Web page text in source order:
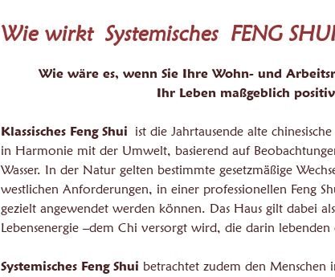
Wie wirkt Systemisches FENG
Wie wäre es, wenn Sie Ihre Wohn- und
Ihr Leben maßgeblich
Klassisches Feng Shui ist die Jahrtausende alte
in Harmonie mit der Umwelt, basierend auf
Wasser. In der Natur gelten bestimmte gesetzmäßige
westlichen Anforderungen, in einer professionellen Feng
gezielt angewendet werden können. Das Haus gilt dabei
Lebensenergie –dem Chi versorgt wird, die darin
Systemisches Feng Shui betrachtet zudem den Menschen